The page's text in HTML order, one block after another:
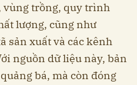
vùng trồng, quy trình
lượng, cũng như
sản xuất và các kênh
nguồn dữ liệu này, bản
bá, mà còn đóng